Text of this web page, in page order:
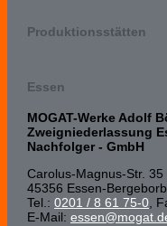
Produktionsstätten
Essen
MOGAT-Werke Adolf
Zweigniederlassung
Nachfolger - GmbH
Carolus-Magnus-Str. 35
45356 Essen-
Tel.: 0201 / 8 61 75-0,
E-Mail: